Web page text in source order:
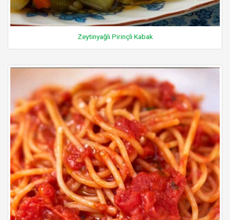
Zeytinyağlı Pirinçli Kabak